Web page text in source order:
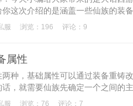
这次介绍的是涵盖一些仙族的装
服 浏览：196 评论：9
属性
种，基础属性可以通过装备重铸
，就需要仙族先确定一个之间的
服 浏览：76 评论：7